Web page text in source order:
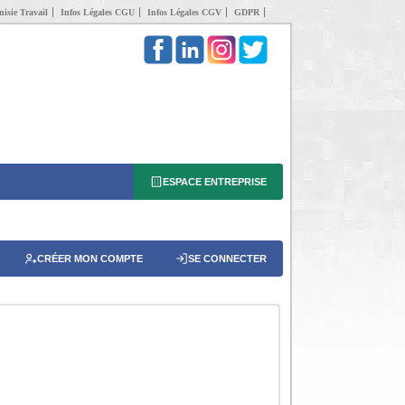
Travail Infos Légales CGU Infos Légales CGV GDPR
ESPACE ENTREPRISE
CRÉER MON COMPTE SE CONNECTER